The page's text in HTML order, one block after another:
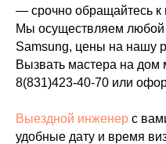
— срочно обращайтесь к
Мы осуществляем любой
Samsung, цены на нашу
Вызвать мастера на
8(831)423-40-70 или
Выездной инженер с
удобные дату и время